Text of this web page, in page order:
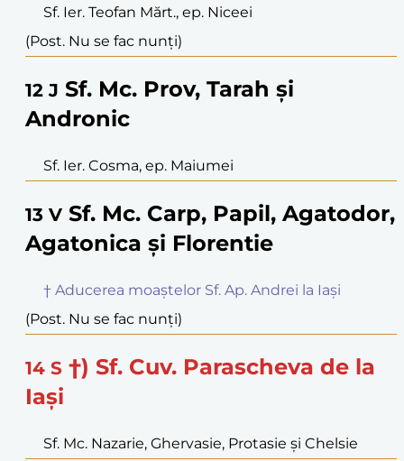
Sf. Ier. Teofan Mărt., ep. Niceei
(Post. Nu se fac nunți)
12 J Sf. Mc. Prov, Tarah și
Andronic
Sf. Ier. Cosma, ep. Maiumei
13 V Sf. Mc. Carp, Papil, Agatodor,
Agatonica și Florentie
† Aducerea moaștelor Sf. Ap. Andrei la Iași
(Post. Nu se fac nunți)
14 S †) Sf. Cuv. Parascheva de la
Iași
Sf. Mc. Nazarie, Ghervasie, Protasie și Chelsie